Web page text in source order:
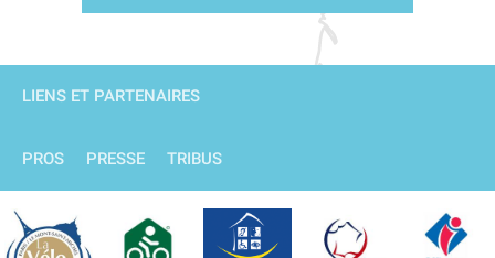
LIENS ET PARTENAIRES
PROS PRESSE TRIBUS